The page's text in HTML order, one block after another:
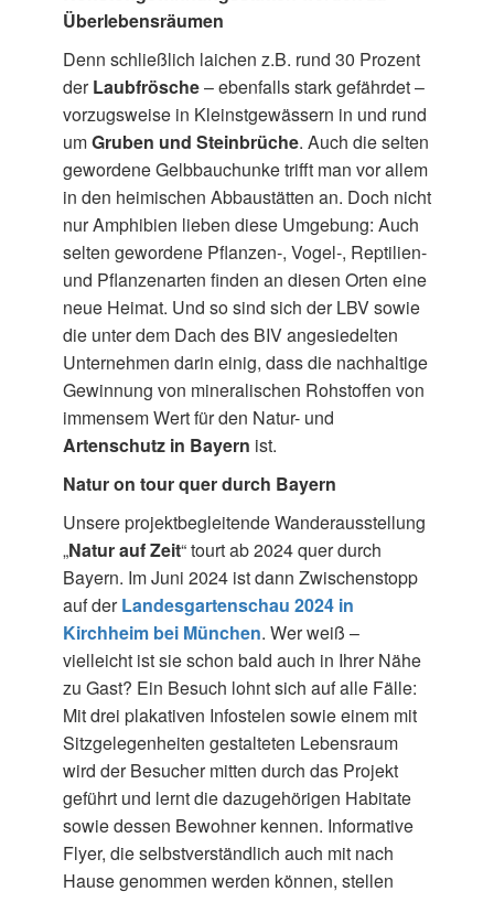
Überlebensräumen
Denn schließlich laichen z.B. rund 30 Prozent
derLaubfrösche– ebenfalls stark gefährdet –
vorzugsweise in Kleinstgewässern in und rund
umGruben und Steinbrüche. Auch die selten
gewordene Gelbbauchunke trifft man vor allem
in den heimischen Abbaustätten an. Doch nicht
nur Amphibien lieben diese Umgebung: Auch
selten gewordene Pflanzen-, Vogel-, Reptilien-
und Pflanzenarten finden an diesen Orten eine
neue Heimat. Und so sind sich der LBV sowie
die unter dem Dach des BIV angesiedelten
Unternehmen darin einig, dass die nachhaltige
Gewinnung von mineralischen Rohstoffen von
immensem Wert für den Natur- und
Artenschutz in Bayern ist.
Natur on tour quer durch Bayern
Unsere projektbegleitende Wanderausstellung
„Natur auf Zeit“ tourt ab 2024 quer durch
Bayern. Im Juni 2024 ist dann Zwischenstopp
auf derLandesgartenschau 2024 in
Kirchheim bei München. Wer weiß –
vielleicht ist sie schon bald auch in Ihrer Nähe
zu Gast? Ein Besuch lohnt sich auf alle Fälle:
Mit drei plakativen Infostelen sowie einem mit
Sitzgelegenheiten gestalteten Lebensraum
wird der Besucher mitten durch das Projekt
geführt und lernt die dazugehörigen Habitate
sowie dessen Bewohner kennen. Informative
Flyer, die selbstverständlich auch mit nach
Hause genommen werden können, stellen